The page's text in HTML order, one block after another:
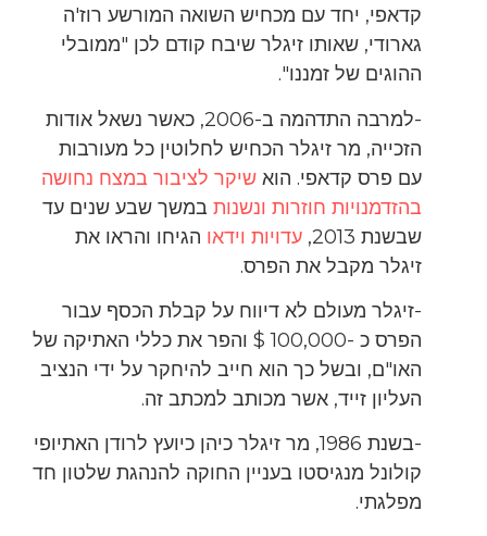
קדאפי, יחד עם מכחיש השואה המורשע רוז'ה
גארודי, שאותו זיגלר שיבח קודם לכן "ממובלי
ההוגים של זמננו".
-למרבה התדהמה ב-2006, כאשר נשאל אודות
הזכייה, מר זיגלר הכחיש לחלוטין כל מעורבות
עם פרס קדאפי. הוא שיקר לציבור במצח נחושה
בהזדמנויות חוזרות ונשנות במשך שבע שנים עד
שבשנת 2013,
עדויות וידאו הגיחו והראו את
זיגלר מקבל את הפרס.
-זיגלר מעולם לא דיווח על קבלת הכסף עבור
הפרס כ -100,000 $ והפר את כללי האתיקה של
האו"ם, ובשל כך הוא חייב להיחקר על ידי הנציב
העליון זייד, אשר מכותב למכתב זה.
-בשנת 1986, מר זיגלר כיהן כיועץ לרודן האתיופי
קולונל מנגיסטו בעניין החוקה להנהגת שלטון חד
מפלגתי.